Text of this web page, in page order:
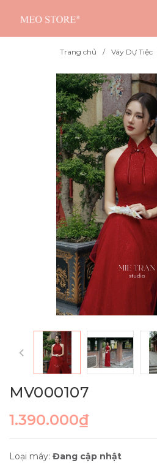
Trang chủ Váy Dự Tiệc
MV000107
1.390.000₫
Loại máy: Đang cập nhật